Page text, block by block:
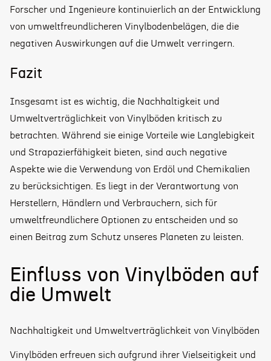
Forscher und Ingenieure kontinuierlich an der Entwicklung
von umweltfreundlicheren Vinylbodenbelägen, die die
negativen Auswirkungen auf die Umwelt verringern.
Fazit
Insgesamt ist es wichtig, die Nachhaltigkeit und
Umweltverträglichkeit von Vinylböden kritisch zu
betrachten. Während sie einige Vorteile wie Langlebigkeit
und Strapazierfähigkeit bieten, sind auch negative
Aspekte wie die Verwendung von Erdöl und Chemikalien
zu berücksichtigen. Es liegt in der Verantwortung von
Herstellern, Händlern und Verbrauchern, sich für
umweltfreundlichere Optionen zu entscheiden und so
einen Beitrag zum Schutz unseres Planeten zu leisten.
Einfluss von Vinylböden auf
die Umwelt
Nachhaltigkeit und Umweltverträglichkeit von Vinylböden
Vinylböden erfreuen sich aufgrund ihrer Vielseitigkeit und